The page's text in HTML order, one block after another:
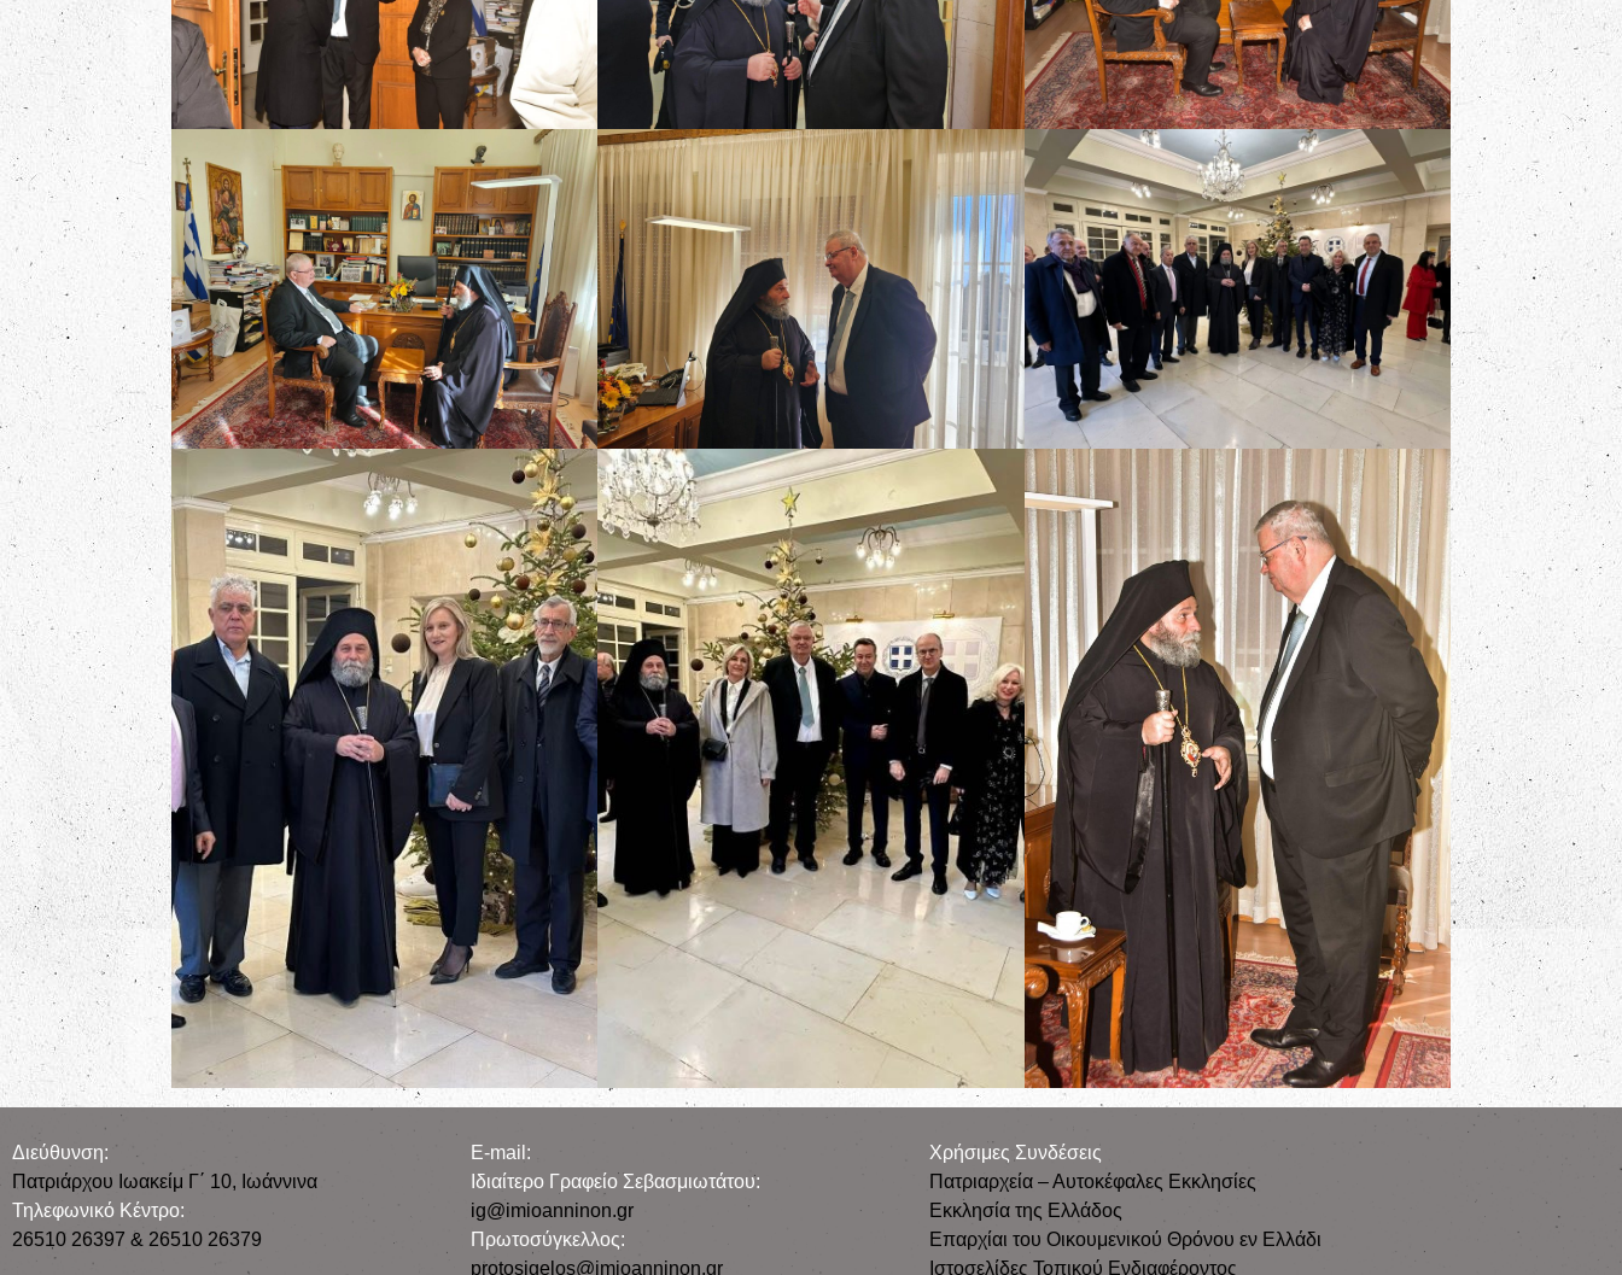
Διεύθυνση:
Πατριάρχου Ιωακείμ Γ΄ 10, Iωάννινα
Τηλεφωνικό Κέντρο:
26510 26397 & 26510 26379
E-mail:
Iδιαίτερο Γραφείο Σεβασμιωτάτου:
ig@imioanninon.gr
Πρωτοσύγκελλος:
protosigelos@imioanninon.gr
Χρήσιμες Συνδέσεις
Πατριαρχεία – Αυτοκέφαλες Εκκλησίες
Εκκλησία της Ελλάδος
Επαρχίαι του Οικουμενικού Θρόνου εν Ελλάδι
Ιστοσελίδες Τοπικού Ενδιαφέροντος